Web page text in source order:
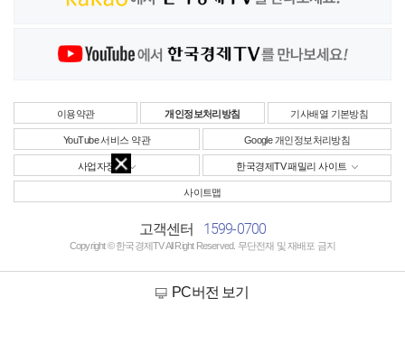
이용약관 개인정보처리방침 기사배열 기본방침
YouTube 서비스 약관 Google 개인정보처리방침
사업자정보 한국경제TV 패밀리 사이트
사이트맵
고객센터 1599-0700
Copyright © 한국경제TV All Right Reserved. 무단전재 및 재배포 금지
PC버전 보기